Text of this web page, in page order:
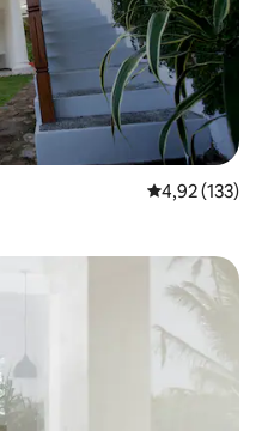
Μέση
4,92 (133)